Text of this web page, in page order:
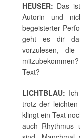
HEUSER: Das
Autorin und
begeisterter
geht es dir
vorzulesen,
Text?
LICHTBLAU:
trotz der
klingt ein Text
auch Rhythmus